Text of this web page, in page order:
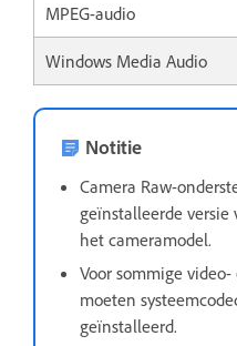
MPEG-audio
Windows Media Audio
Notitie
Camera Raw-
geïnstalleerde versie
het cameramodel.
Voor sommige
moeten
geïnstalleerd.